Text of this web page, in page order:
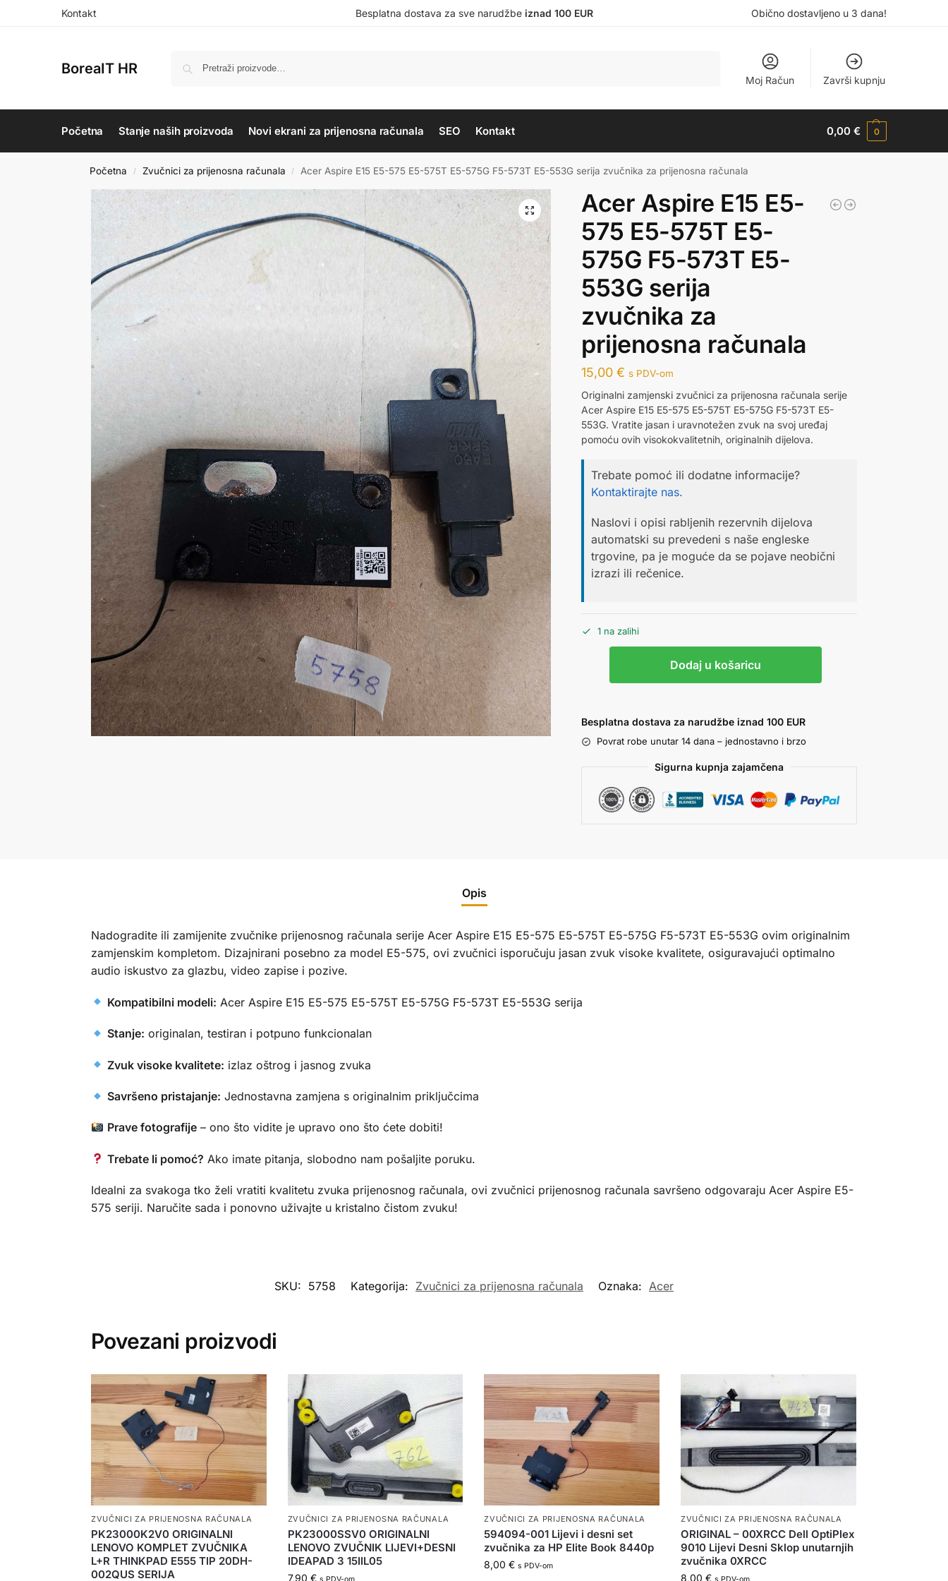
Kontakt Besplatna dostava za sve narudžbe iznad 100 EUR Obično dostavljeno u 3 dana!
BoreaIT HR
Moj Račun Završi kupnju
Početna Stanje naših proizvoda Novi ekrani za prijenosna računala SEO Kontakt 0,00€ 0
Početna / Zvučnici za prijenosna računala / Acer Aspire E15 E5-575 E5-575T E5-575G F5-573T E5-553G serija zvučnika za prijenosna računala
Acer Aspire E15 E5-
575 E5-575T E5-
575G F5-573T E5-
553G serija
zvučnika za
prijenosna računala
15,00€ s PDV-om
Originalni zamjenski zvučnici za prijenosna računala serije
Acer Aspire E15 E5-575 E5-575T E5-575G F5-573T E5-
553G. Vratite jasan i uravnotežen zvuk na svoj uređaj
pomoću ovih visokokvalitetnih, originalnih dijelova.
Trebate pomoć ili dodatne informacije?
Kontaktirajte nas.
Naslovi i opisi rabljenih rezervnih dijelova
automatski su prevedeni s naše engleske
trgovine, pa je moguće da se pojave neobični
izrazi ili rečenice.
1 na zalihi
Dodaj u košaricu
Besplatna dostava za narudžbe iznad 100 EUR
Povrat robe unutar 14 dana – jednostavno i brzo
Sigurna kupnja zajamčena
Opis
Nadogradite ili zamijenite zvučnike prijenosnog računala serije Acer Aspire E15 E5-575 E5-575T E5-575G F5-573T E5-553G ovim originalnim
zamjenskim kompletom. Dizajnirani posebno za model E5-575, ovi zvučnici isporučuju jasan zvuk visoke kvalitete, osiguravajući optimalno
audio iskustvo za glazbu, video zapise i pozive.
Kompatibilni modeli: Acer Aspire E15 E5-575 E5-575T E5-575G F5-573T E5-553G serija
Stanje: originalan, testiran i potpuno funkcionalan
Zvuk visoke kvalitete: izlaz oštrog i jasnog zvuka
Savršeno pristajanje: Jednostavna zamjena s originalnim priključcima
Prave fotografije – ono što vidite je upravo ono što ćete dobiti!
Trebate li pomoć? Ako imate pitanja, slobodno nam pošaljite poruku.
Idealni za svakoga tko želi vratiti kvalitetu zvuka prijenosnog računala, ovi zvučnici prijenosnog računala savršeno odgovaraju Acer Aspire E5-
575 seriji. Naručite sada i ponovno uživajte u kristalno čistom zvuku!
SKU: 5758 Kategorija: Zvučnici za prijenosna računala Oznaka: Acer
Povezani proizvodi
ZVUČNICI ZA PRIJENOSNA RAČUNALA
PK23000K2V0 ORIGINALNI
LENOVO KOMPLET ZVUČNIKA
L+R THINKPAD E555 TIP 20DH-
002QUS SERIJA
ZVUČNICI ZA PRIJENOSNA RAČUNALA
PK23000SSV0 ORIGINALNI
LENOVO ZVUČNIK LIJEVI+DESNI
IDEAPAD 3 15IIL05
7,90 €
ZVUČNICI ZA PRIJENOSNA RAČUNALA
594094-001 Lijevi i desni set
zvučnika za HP Elite Book 8440p
8,00€ s PDV-om
ZVUČNICI ZA PRIJENOSNA RAČUNALA
ORIGINAL – 00XRCC Dell OptiPlex
9010 Lijevi Desni Sklop unutarnjih
zvučnika 0XRCC
8,00€